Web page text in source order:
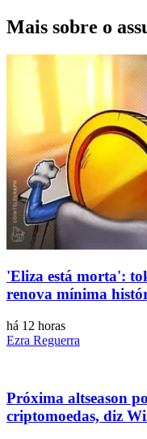
Mais sobre o
'Eliza está morta':
renova mínima
há 12 horas
Ezra Reguerra
Próxima altseason
criptomoedas, diz